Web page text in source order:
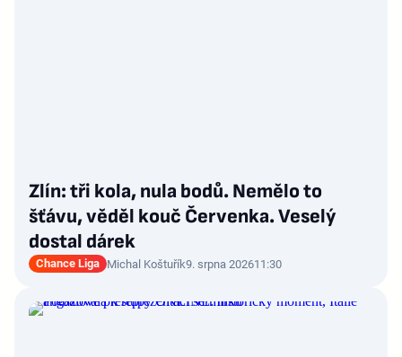
Zlín: tři kola, nula bodů. Nemělo to
šťávu, věděl kouč Červenka. Veselý
dostal dárek
Chance Liga Michal Koštuřík9. srpna 202611:30